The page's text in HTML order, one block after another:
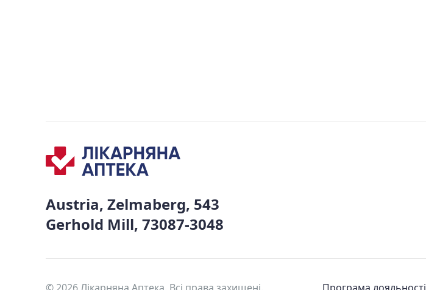
Austria, Zelmaberg, 543
Gerhold Mill, 73087-3048